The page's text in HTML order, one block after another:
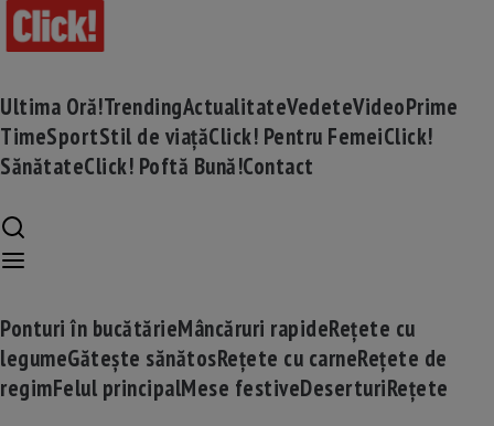
Ultima Oră!TrendingActualitateVedeteVideoPrime
TimeSportStil de viațăClick! Pentru FemeiClick!
SănătateClick! Poftă Bună!Contact
Ponturi în bucătărieMâncăruri rapideRețete cu
legumeGătește sănătosRețete cu carneRețete de
regimFelul principalMese festiveDeserturiRețete